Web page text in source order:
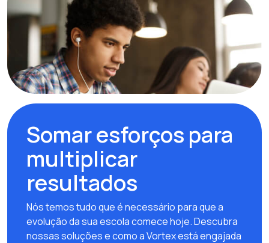
Somar esforços para
multiplicar
resultados
Nós temos tudo que é necessário para que a
evolução da sua escola comece hoje. Descubra
nossas soluções e como a Vortex está engajada